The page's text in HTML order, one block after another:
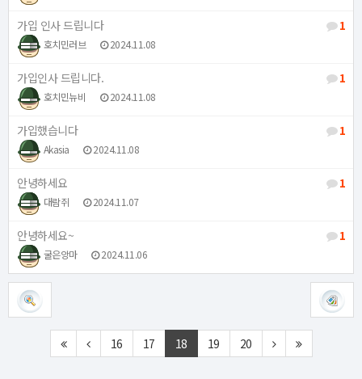
1
가입 인사 드립니다
호치민러브 2024.11.08
1
가입인사 드립니다.
호치민뉴비 2024.11.08
1
가입했습니다
Akasia 2024.11.08
1
안녕하세요
대람쥐 2024.11.07
1
안녕하세요~
굴은앙마 2024.11.06
16 17 18 19 20